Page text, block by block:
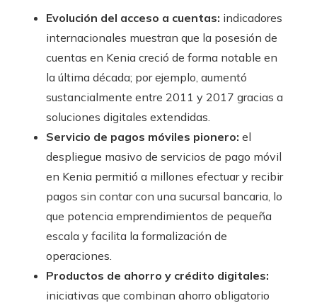
Evolución del acceso a cuentas: indicadores
internacionales muestran que la posesión de
cuentas en Kenia creció de forma notable en
la última década; por ejemplo, aumentó
sustancialmente entre 2011 y 2017 gracias a
soluciones digitales extendidas.
Servicio de pagos móviles pionero: el
despliegue masivo de servicios de pago móvil
en Kenia permitió a millones efectuar y recibir
pagos sin contar con una sucursal bancaria, lo
que potencia emprendimientos de pequeña
escala y facilita la formalización de
operaciones.
Productos de ahorro y crédito digitales:
iniciativas que combinan ahorro obligatorio